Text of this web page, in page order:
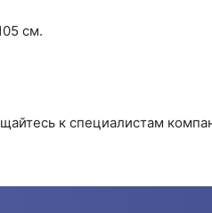
см.
к специалистам